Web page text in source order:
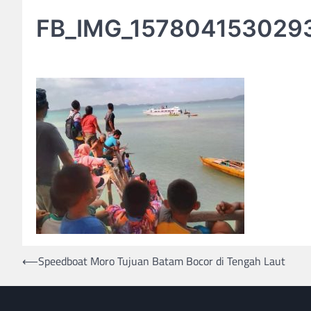
Post
navigation
⟵Speedboat Moro Tujuan Batam Bocor di Tengah Laut